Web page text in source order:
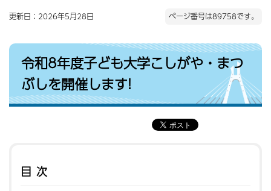
更新日：2026年5月28日 ページ番号は89758です。
令和8年度子ども大学こしがや・まつ
ぶしを開催します!
目次